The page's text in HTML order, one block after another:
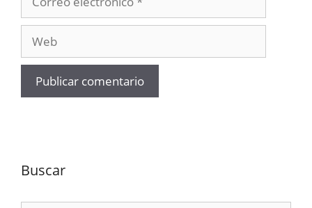
electrónico
Buscar